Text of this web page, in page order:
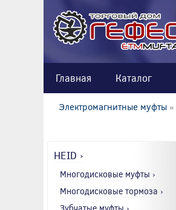
Главная Каталог
Электромагнитные муфты »
HEID ›
Многодисковые муфты ›
Многодисковые тормоза ›